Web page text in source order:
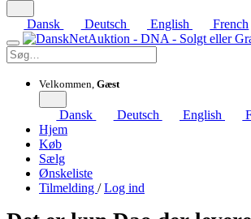
Dansk Deutsch English French
Velkommen, Gæst
Dansk Deutsch English
Hjem
Køb
Sælg
Ønskeliste
Tilmelding /Log ind